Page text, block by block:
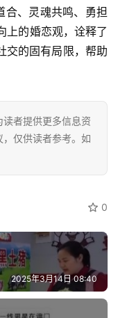
合、灵魂共鸣、勇担
上的婚恋观，诠释了
交的固有局限，帮助
读者提供更多信息资
仅供读者参考。如
0
2025年3月14日 08:40